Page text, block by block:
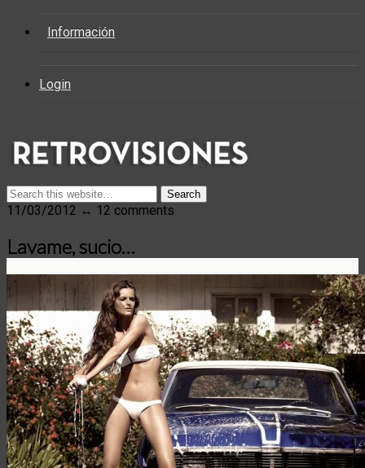
Información
Login
11/03/2012 ↔ 12 comments
Lavame, sucio…